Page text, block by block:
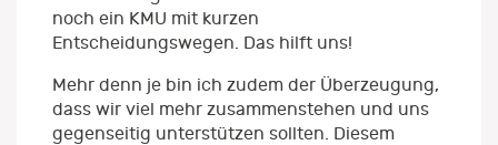
noch ein KMU mit kurzen
Entscheidungswegen. Das hilft uns!
Mehr denn je bin ich zudem der Überzeugung,
dass wir viel mehr zusammenstehen und uns
gegenseitig unterstützen sollten. Diesem